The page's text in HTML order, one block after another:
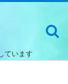
ています